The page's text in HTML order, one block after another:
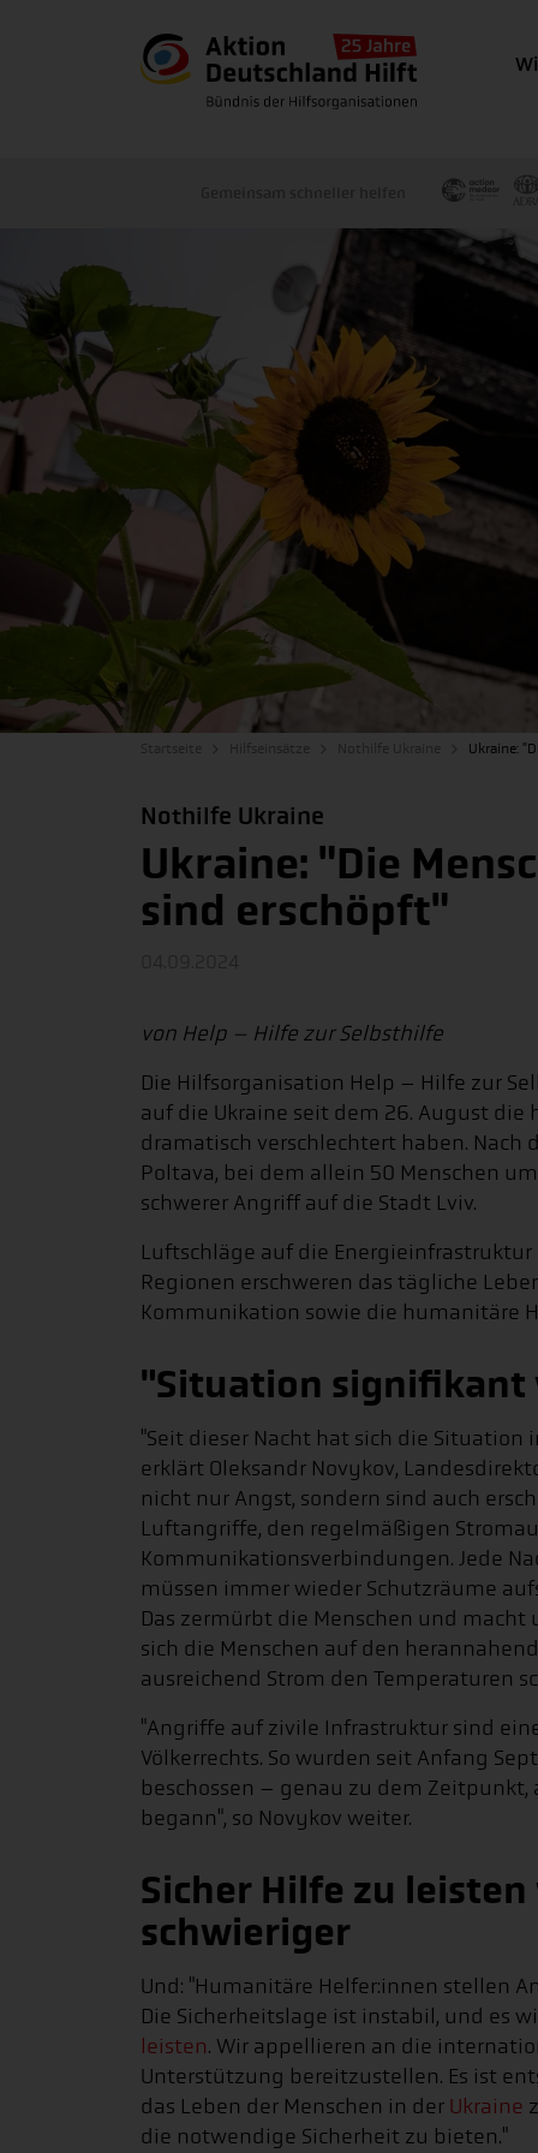
Ukraine:
Nothilfe Ukraine
Ukraine: "Die
sind erschöpft"
von Help – Hilfe zur Selbsthilfe
Die Hilfsorganisation Help – Hilfe zur
auf die Ukraine seit dem 26. August
dramatisch verschlechtert haben.
Poltava, bei dem allein 50 Menschen
schwerer Angriff auf die Stadt Lviv.
Luftschläge auf die
Regionen erschweren das tägliche
Kommunikation sowie die humanitäre
"Situation signifikant
"Seit dieser Nacht hat sich die
erklärt Oleksandr Novykov,
nicht nur Angst, sondern sind auch
Luftangriffe, den regelmäßigen
Kommunikationsverbindungen. Jede
müssen immer wieder Schutzräume
Das zermürbt die Menschen und macht
sich die Menschen auf den
ausreichend Strom den Temperaturen
"Angriffe auf zivile Infrastruktur sind
Völkerrechts. So wurden seit Anfang
beschossen – genau zu dem Zeitpunkt,
begann", so Novykov weiter.
Sicher Hilfe zu
schwieriger
Und: "Humanitäre Helfer:innen stellen
Die Sicherheitslage ist instabil, und es
leisten. Wir appellieren an die
Unterstützung bereitzustellen. Es ist
das Leben der Menschen in der Ukraine
die notwendige Sicherheit zu bieten."